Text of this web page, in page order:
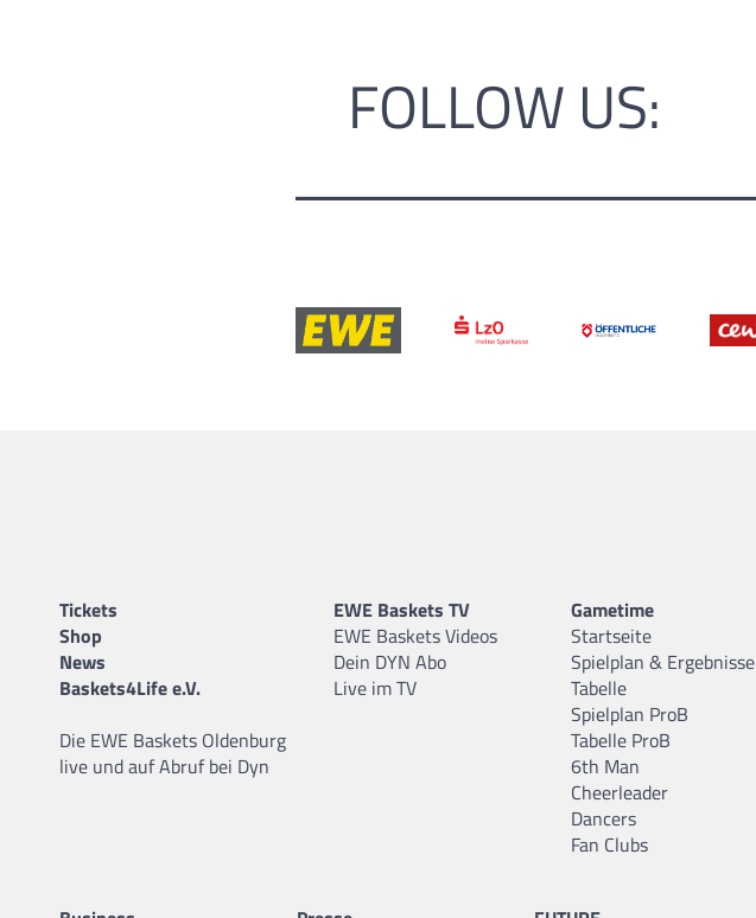
FOLLOW US:
Tickets
Shop
News
Baskets4Life e.V.
Die EWE Baskets Oldenburg
live und auf Abruf bei Dyn
EWE Baskets TV
EWE Baskets Videos
Dein DYN Abo
Live im TV
Gametime
Startseite
Spielplan & Ergebnisse
Tabelle
Spielplan ProB
Tabelle ProB
6th Man
Cheerleader
Dancers
Fan Clubs